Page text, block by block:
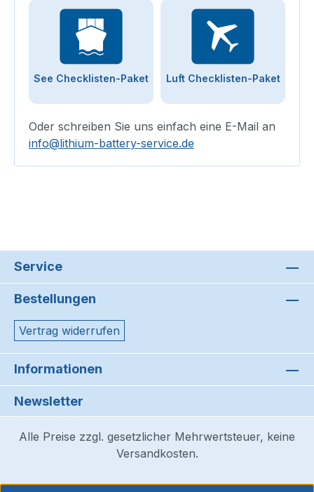
See Checklisten-Paket Luft Checklisten-Paket
Oder schreiben Sie uns einfach eine E-Mail an
info@lithium-battery-service.de
Service
Bestellungen
Vertrag widerrufen
Informationen
Newsletter
Alle Preise zzgl. gesetzlicher Mehrwertsteuer, keine
Versandkosten.